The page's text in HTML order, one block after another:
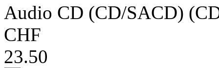
Audio CD (CD/SACD)
CHF
23.50